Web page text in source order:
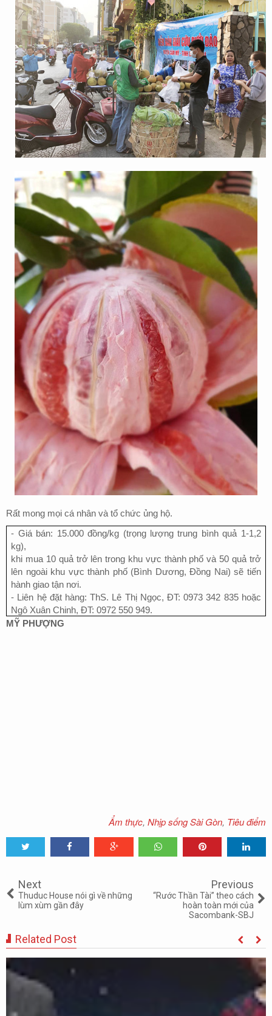
Rất mong mọi cá nhân và tổ chức ủng hộ.
- Giá bán: 15.000 đồng/kg (trọng lượng trung bình quả 1-1,2
kg),
khi mua 10 quả trở lên trong khu vực thành phố và 50 quả trở
lên ngoài khu vực thành phố (Bình Dương, Đồng Nai) sẽ tiến
hành giao tận nơi.
- Liên hệ đặt hàng: ThS. Lê Thị Ngọc, ĐT: 0973 342 835 hoặc
Ngô Xuân Chinh, ĐT: 0972 550 949.
MỸ PHƯỢNG
Ẩm thực, Nhịp sống Sài Gòn, Tiêu điểm
Next
Thuduc House nói gì về những
lùm xùm gần đây
Previous
“Rước Thần Tài” theo cách
hoàn toàn mới của
Sacombank-SBJ
Related Post